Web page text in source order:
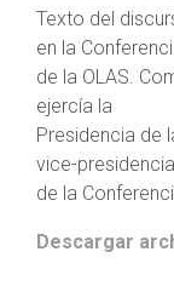
Texto del
en la
de la OLAS.
ejercía la
Presidencia de
vice-
de la
Descargar